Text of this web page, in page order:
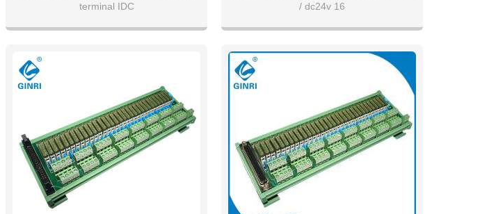
terminal IDC
/ dc24v 16